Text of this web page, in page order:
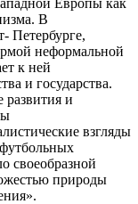
В
Петербурге,
неформальной
к ней
и государства.
развития и
взгляды
своеобразной
природы